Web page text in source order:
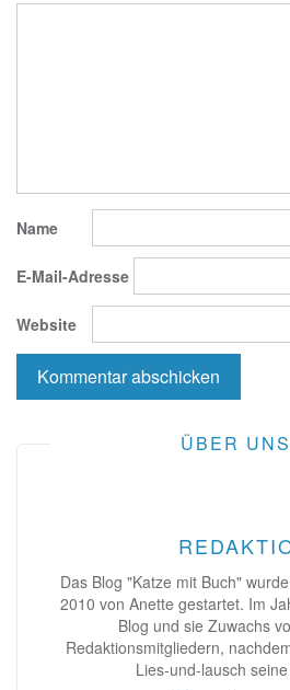
Name
E-Mail-Adresse
Website
ÜBER
Das Blog "Katze mit Buch"
2010 von Anette gestartet. Im
Blog und sie Zuwachs
Redaktionsmitgliedern,
Lies-und-lausch